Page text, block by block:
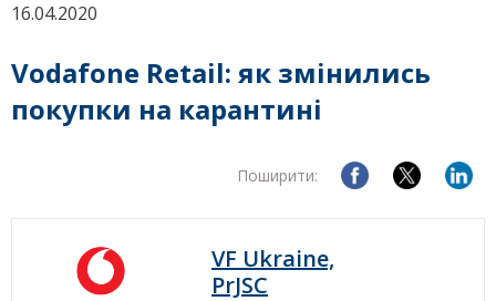
16.04.2020
Vodafone Retail: як змінились
покупки на карантині
Поширити:
VF Ukraine,
PrJSC